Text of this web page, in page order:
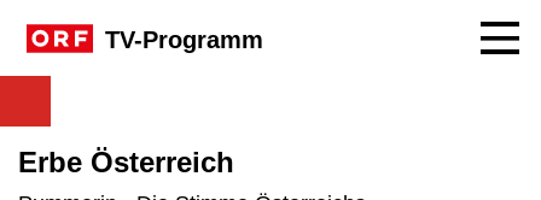
TV-Programm
Erbe Österreich